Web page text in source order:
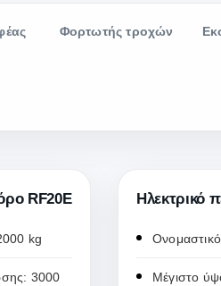
Φορτωτής τροχών
RF20E
kg
3000
Ηλεκτρικό
Μέγιστο